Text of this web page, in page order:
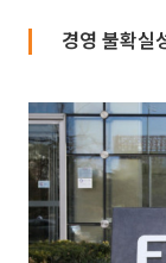
경영 불확실